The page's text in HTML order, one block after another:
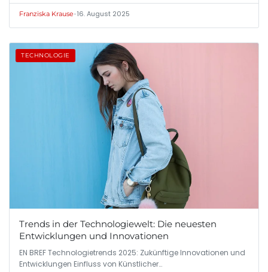
Franziska Krause•16. August 2025
TECHNOLOGIE
Trends in der Technologiewelt: Die neuesten
Entwicklungen und Innovationen
EN BREF Technologietrends 2025: Zukünftige Innovationen und
Entwicklungen Einfluss von Künstlicher…